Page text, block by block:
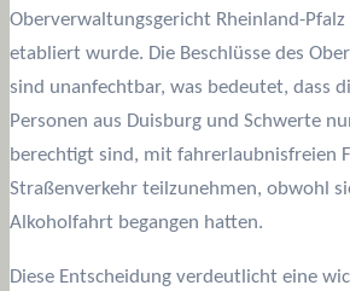
Oberverwaltungsgericht Rheinland-
etabliert wurde. Die Beschlüsse des
sind unanfechtbar, was bedeutet, dass
Personen aus Duisburg und Schwerte
berechtigt sind, mit fahrerlaubnisfreien
Straßenverkehr teilzunehmen, obwohl
Alkoholfahrt begangen hatten.
Diese Entscheidung verdeutlicht eine